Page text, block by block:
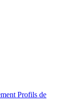
Profils de